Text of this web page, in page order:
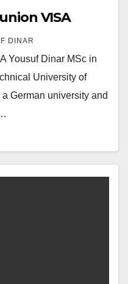
VISA
DINAR
Yousuf Dinar MSc in
University of
German university and